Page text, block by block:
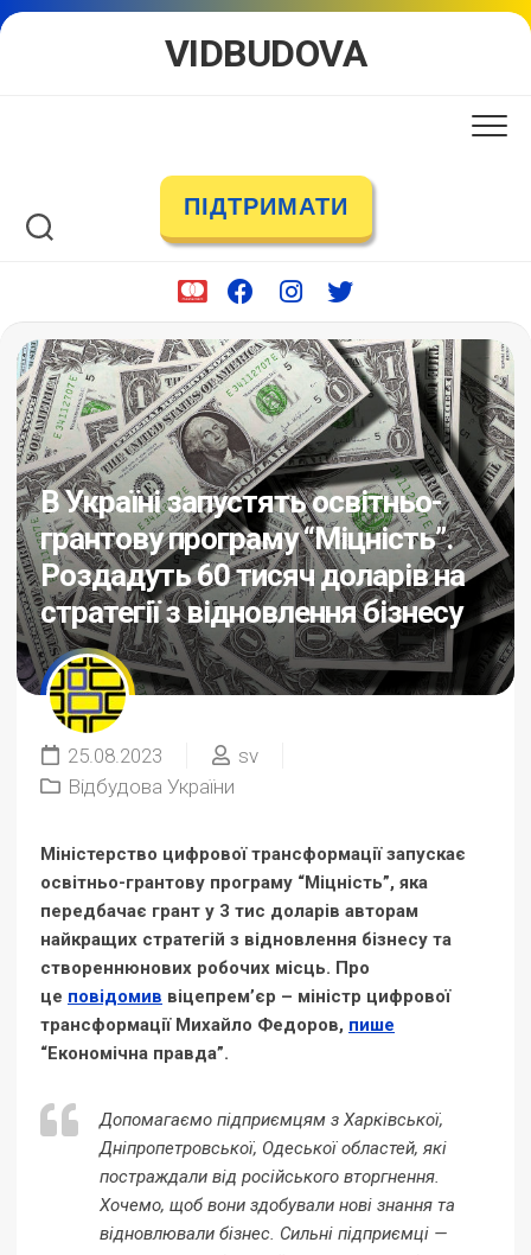
Skip
VIDBUDOVA
ПІДТРИМАТИ
В Україні запустять освітньо-
грантову програму “Міцність”.
Роздадуть 60 тисяч доларів на
стратегії з відновлення бізнесу
25.08.2023
sv
Відбудова України
Міністерство цифрової трансформації запускає
освітньо-грантову програму “Міцність”, яка
передбачає грант у 3 тис доларів авторам
найкращих стратегій з відновлення бізнесу та
створеннюнових робочих місць. Про
це повідомив віцепрем’єр – міністр цифрової
трансформації Михайло Федоров, пише
“Економічна правда”.
Допомагаємо підприємцям з Харківської,
Дніпропетровської, Одеської областей, які
постраждали від російського вторгнення.
Хочемо, щоб вони здобували нові знання та
відновлювали бізнес. Сильні підприємці —